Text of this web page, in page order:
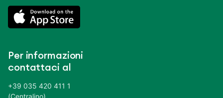
Per informazioni
contattaci al
+39 035 420 411 1
(Centralino)